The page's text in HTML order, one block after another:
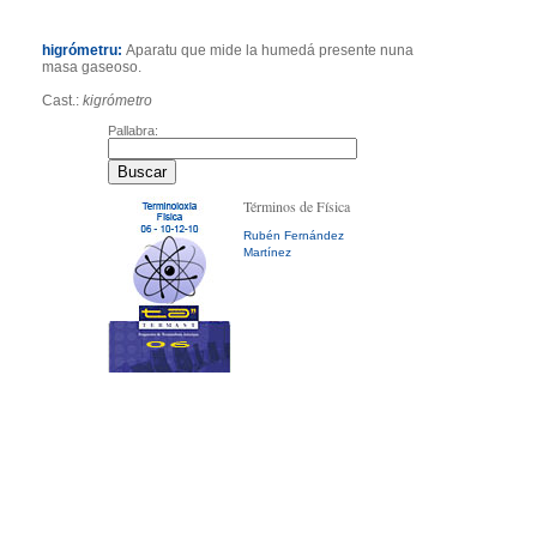
higrómetru: Aparatu que mide la humedá presente nuna
masa gaseoso.
Cast.: kigrómetro
Pallabra:
Términos de Física
Rubén Fernández
Martínez